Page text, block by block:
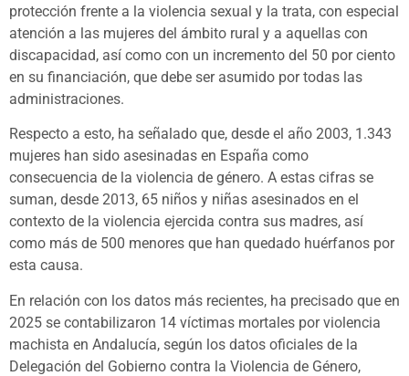
protección frente a la violencia sexual y la trata, con especial
atención a las mujeres del ámbito rural y a aquellas con
discapacidad, así como con un incremento del 50 por ciento
en su financiación, que debe ser asumido por todas las
administraciones.
Respecto a esto, ha señalado que, desde el año 2003, 1.343
mujeres han sido asesinadas en España como
consecuencia de la violencia de género. A estas cifras se
suman, desde 2013, 65 niños y niñas asesinados en el
contexto de la violencia ejercida contra sus madres, así
como más de 500 menores que han quedado huérfanos por
esta causa.
En relación con los datos más recientes, ha precisado que en
2025 se contabilizaron 14 víctimas mortales por violencia
machista en Andalucía, según los datos oficiales de la
Delegación del Gobierno contra la Violencia de Género,